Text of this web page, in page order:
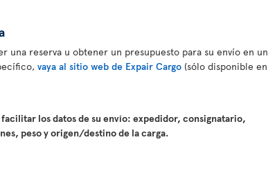
una reserva u obtener un presupuesto para su envío en un
vaya al sitio web de Expair Cargo (sólo disponible en
facilitar los datos de su envío: expedidor, consignatario,
peso y origen/destino de la carga.